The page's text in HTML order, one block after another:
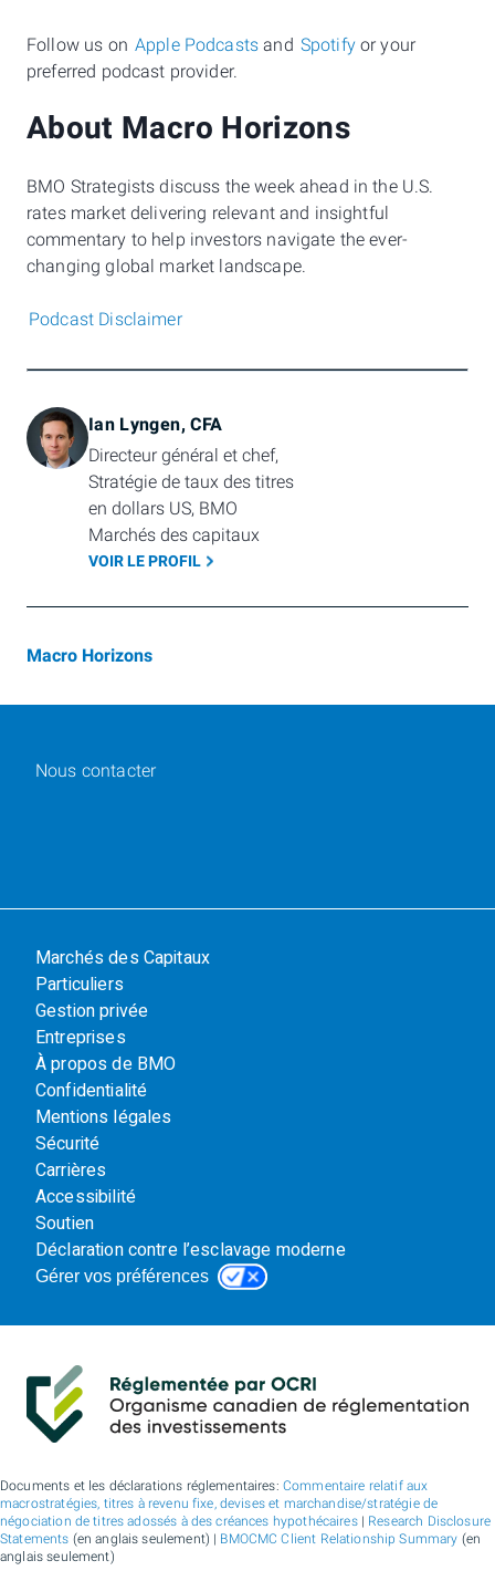
Follow us on Apple Podcastsand Spotifyor your
preferred podcast provider.
About Macro Horizons
BMO Strategists discuss the week ahead in the U.S.
rates market delivering relevant and insightful
commentary to help investors navigate the ever-
changing global market landscape.
Podcast Disclaimer
Ian Lyngen, CFA
Directeur général et chef,
Stratégie de taux des titres
en dollars US, BMO
Marchés des capitaux
VOIR LE PROFIL
Macro Horizons
Nous contacter
Marchés des Capitaux
Particuliers
Gestion privée
Entreprises
À propos de BMO
Confidentialité
Mentions légales
Sécurité
Carrières
Accessibilité
Soutien
Déclaration contre l’esclavage moderne
Gérer vos préférences
Documents et les déclarations réglementaires: Commentaire relatif aux
macrostratégies, titres à revenu fixe, devises et marchandise/stratégie de
négociation de titres adossés à des créances hypothécaires| Research Disclosure
Statements (en anglais seulement) | BMOCMC Client Relationship Summary (en
anglais seulement)